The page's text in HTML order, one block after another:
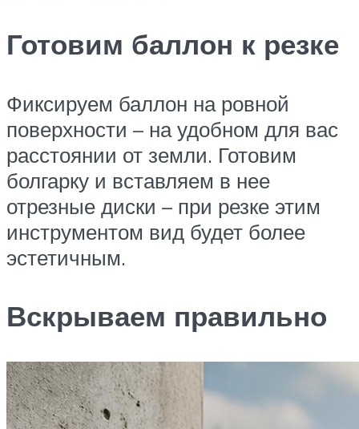
Готовим баллон к резке
Фиксируем баллон на ровной
поверхности – на удобном для вас
расстоянии от земли. Готовим
болгарку и вставляем в нее
отрезные диски – при резке этим
инструментом вид будет более
эстетичным.
Вскрываем правильно